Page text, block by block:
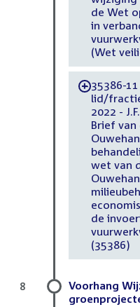
de Wet
in
(Wet
-35386-
lid/
2022 -
Brief van
wet van
de
(35386)
Voorhang
8